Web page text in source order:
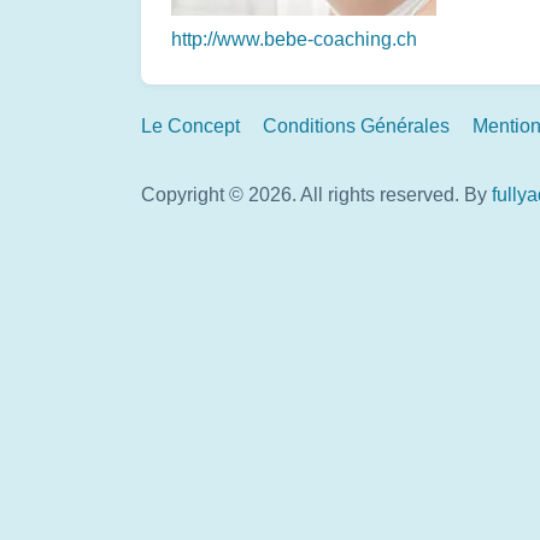
http://www.bebe-coaching.ch
Footer
Le Concept Conditions Générales
Copyright © 2026. All rights reserved. By